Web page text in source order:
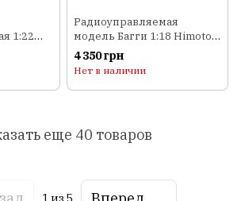
1:22
35 км/
Радиоуправляемая
модель Багги 1:18 Himoto
Barren E18DB Brushed
4 350 грн
Нет в наличии
еще 40 товаров